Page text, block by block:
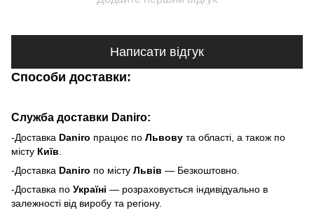
Написати відгук
Способи доставки:
Служба доставки Daniro:
-Доставка Daniro працює по Львову та області, а також по
місту Київ.
-Доставка Daniro по місту Львів — Безкоштовно.
-Доставка по Україні — розраховується індивідуально в
залежності від виробу та регіону.